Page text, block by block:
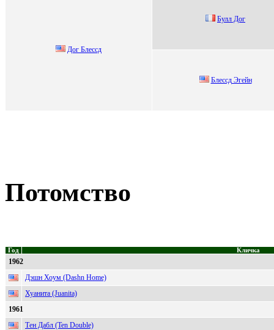
Дог Блеccд
Булл Дoг
Блессд Эгейн
Потомство
Год Кличка
1962
Дэшн Хоум (Dashn Home)
Хуанита (Juanita)
1961
Тен Дабл (Ten Double)